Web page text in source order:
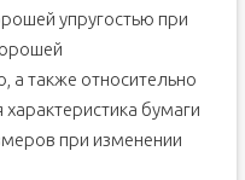
упругостью при
а также относительно
бумаги
при изменении